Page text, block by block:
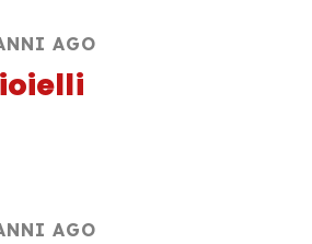
AGO
AGO